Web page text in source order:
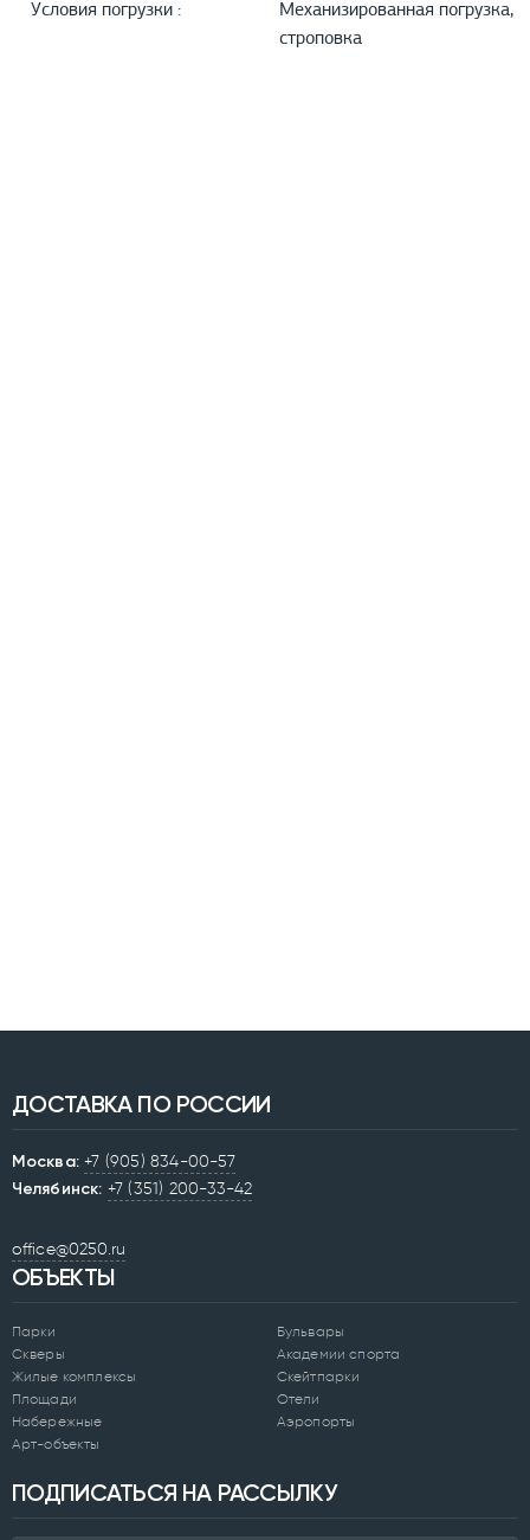
Условия погрузки :
Механизированная погрузка,
строповка
ДОСТАВКА ПО РОССИИ
Москва: +7 (905) 834-00-57
Челябинск: +7 (351) 200-33-42
office@0250.ru
ОБЪЕКТЫ
Парки
Скверы
Жилые комплексы
Площади
Набережные
Арт-объекты
Бульвары
Академии спорта
Скейтпарки
Отели
Аэропорты
ПОДПИСАТЬСЯ НА РАССЫЛКУ